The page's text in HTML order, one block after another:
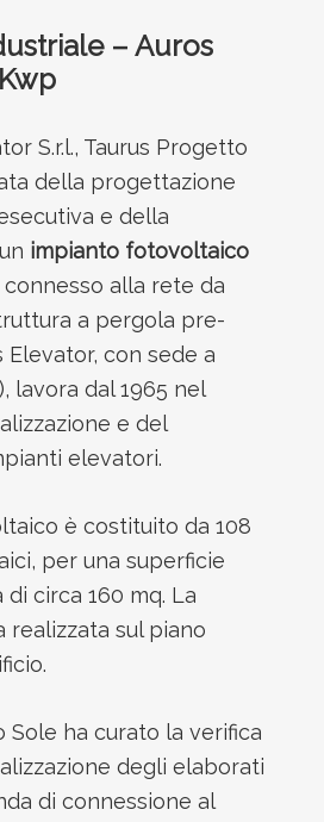
– Auros
S.r.l., Taurus Progetto
della progettazione
e della
impianto fotovoltaico
alla rete da
a pergola pre-
Elevator, con sede a
lavora dal 1965 nel
e del
elevatori.
è costituito da 108
per una superficie
circa 160 mq. La
sul piano
Sole ha curato la verifica
degli elaborati
di connessione al